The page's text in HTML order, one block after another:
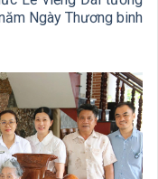
Ngày Thương binh